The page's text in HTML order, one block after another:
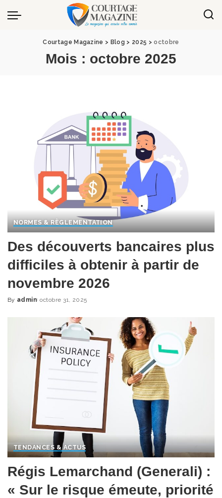
Panneau de gestion des cookies
Courtage Magazine > Blog > 2025 >octobre
Mois : octobre 2025
NORMES & RÈGLEMENTATION
Des découverts bancaires plus
difficiles à obtenir à partir de
novembre 2026
Posted
By admin octobre 31, 2025
TENDANCES & ACTUS
Régis Lemarchand (Generali) :
« Sur le risque émeute, priorité